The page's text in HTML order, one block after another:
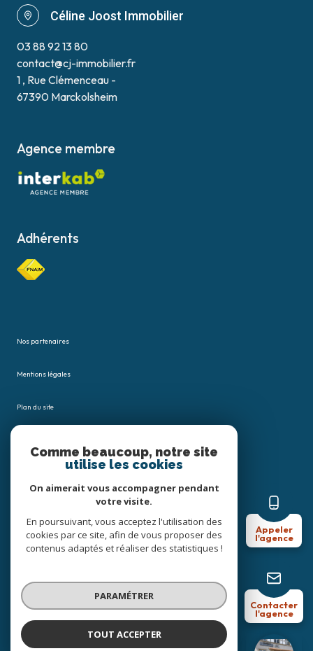
Céline Joost Immobilier
Appeler
l'agence
Contacter
l'agence
Céline Joost Immobilier
03 88 92 13 80
contact@cj-immobilier.fr
1 , Rue Clémenceau -
67390 Marckolsheim
Agence membre
Adhérents
Nos partenaires
Mentions légales
Plan du site
Cookies
© 2026 | Tous droits réservés
Réalisé par
Comme beaucoup, notre site
utilise les cookies
On aimerait vous accompagner pendant
votre visite.
En poursuivant, vous acceptez l'utilisation des
cookies par ce site, afin de vous proposer des
contenus adaptés et réaliser des statistiques !
PARAMÉTRER
TOUT ACCEPTER